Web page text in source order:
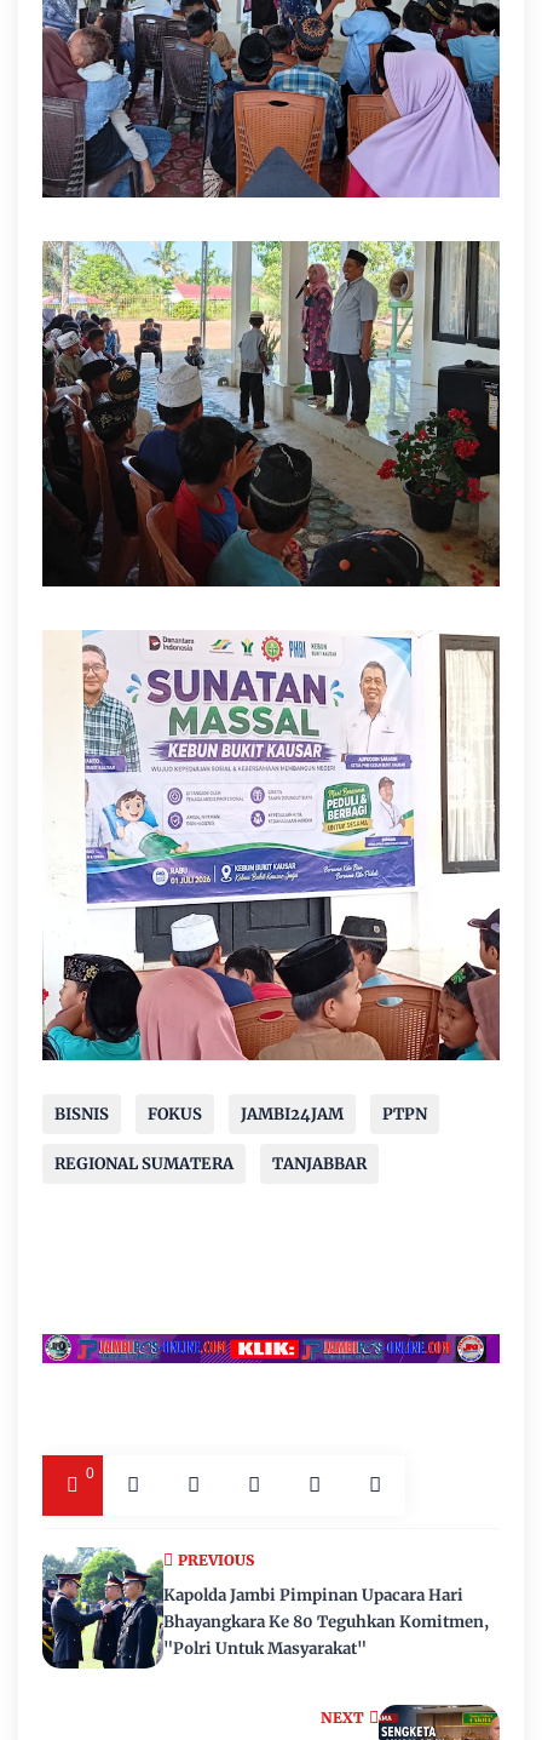
BISNIS FOKUS JAMBI24JAM PTPN
REGIONAL SUMATERA TANJABBAR
0
NEXT
PREVIOUS
Kapolda Jambi Pimpinan Upacara Hari
Bhayangkara Ke 80 Teguhkan Komitmen,
"Polri Untuk Masyarakat"